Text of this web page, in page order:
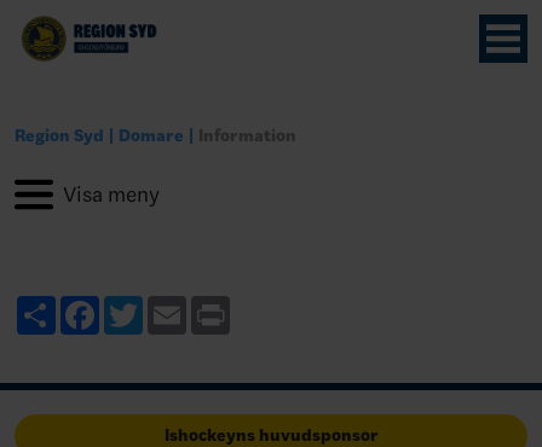
Region Syd Domare Information
ShareFacebook
TwitterEmail
Ishockeyns huvudsponsor